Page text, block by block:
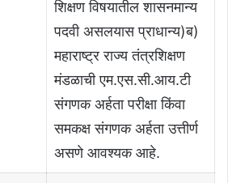
शिक्षण विषयातील शासनमान्य
पदवी असलयास प्राधान्य)ब)
महाराष्ट्र राज्य तंत्रशिक्षण
मंडळाची एम.एस.सी.आय.टी
संगणक अर्हता परीक्षा किंवा
समकक्ष संगणक अर्हता उत्तीर्ण
असणे आवश्यक आहे.